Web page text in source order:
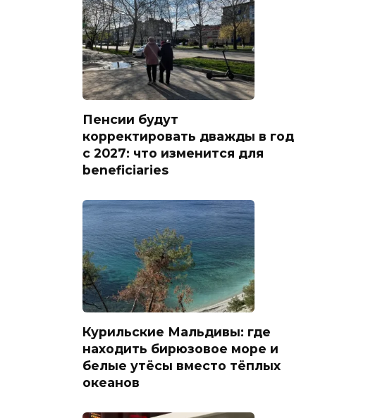
Пенсии будут
корректировать дважды в год
с 2027: что изменится для
beneficiaries
Курильские Мальдивы: где
находить бирюзовое море и
белые утёсы вместо тёплых
океанов